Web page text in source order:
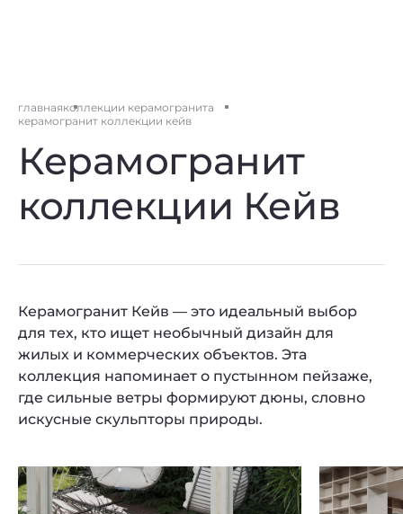
главнаяколлекции керамогранита
керамогранит коллекции кейв
Керамогранит
коллекции Кейв
Керамогранит Кейв — это идеальный выбор
для тех, кто ищет необычный дизайн для
жилых и коммерческих объектов. Эта
коллекция напоминает о пустынном пейзаже,
где сильные ветры формируют дюны, словно
искусные скульпторы природы.